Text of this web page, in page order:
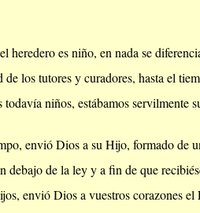
heredero es niño, en nada se
los tutores y curadores, hasta el
niños, estábamos servilmente
envió Dios a su Hijo, formado de
debajo de la ley y a fin de que
envió Dios a vuestros corazones